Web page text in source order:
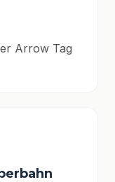
Arrow Tag